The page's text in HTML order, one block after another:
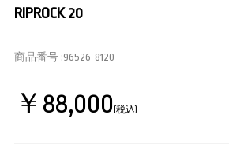
RIPROCK 20
商品番号 :96526-8120
￥88,000(税込)